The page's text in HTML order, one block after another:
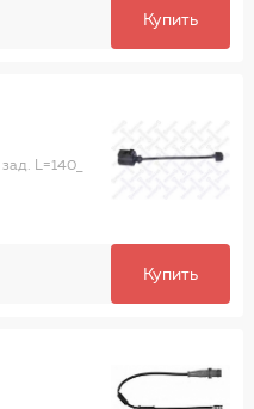
Купить
L=140_
Купить